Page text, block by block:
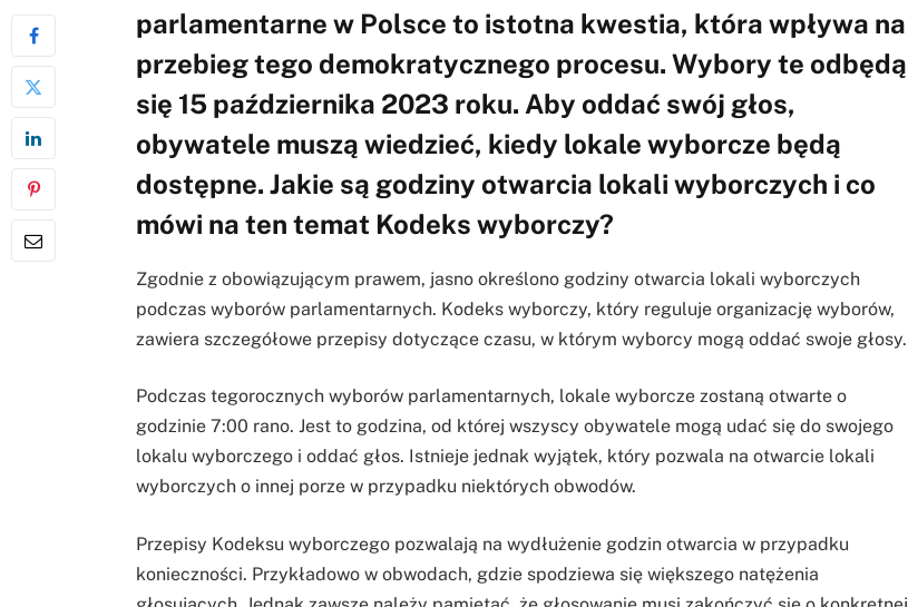
parlamentarne w Polsce to istotna kwestia, która wpływa na
przebieg tego demokratycznego procesu. Wybory te odbędą
się 15 października 2023 roku. Aby oddać swój głos,
obywatele muszą wiedzieć, kiedy lokale wyborcze będą
dostępne. Jakie są godziny otwarcia lokali wyborczych i co
mówi na ten temat Kodeks wyborczy?
Zgodnie z obowiązującym prawem, jasno określono godziny otwarcia lokali wyborczych
podczas wyborów parlamentarnych. Kodeks wyborczy, który reguluje organizację wyborów,
zawiera szczegółowe przepisy dotyczące czasu, w którym wyborcy mogą oddać swoje głosy.
Podczas tegorocznych wyborów parlamentarnych, lokale wyborcze zostaną otwarte o
godzinie 7:00 rano. Jest to godzina, od której wszyscy obywatele mogą udać się do swojego
lokalu wyborczego i oddać głos. Istnieje jednak wyjątek, który pozwala na otwarcie lokali
wyborczych o innej porze w przypadku niektórych obwodów.
Przepisy Kodeksu wyborczego pozwalają na wydłużenie godzin otwarcia w przypadku
konieczności. Przykładowo w obwodach, gdzie spodziewa się większego natężenia